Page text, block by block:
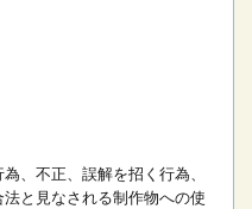
、不正、誤解を招く行為、
と見なされる制作物への使